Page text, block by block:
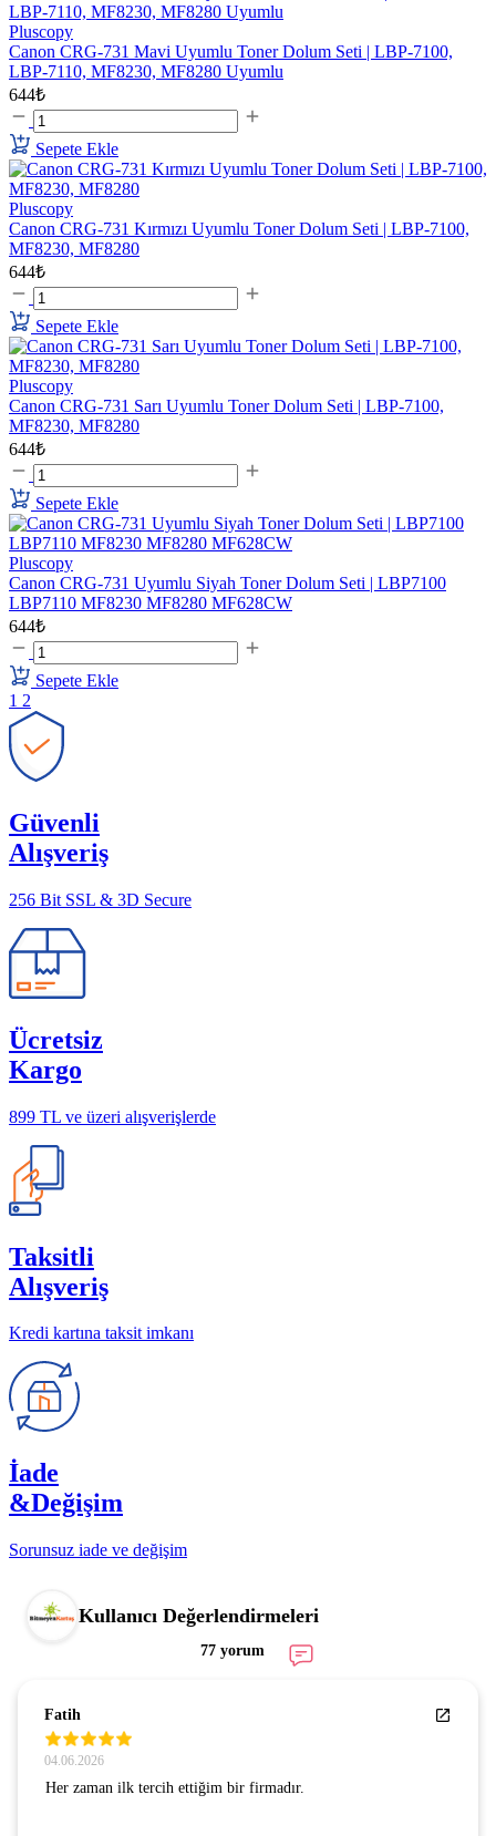
Pluscopy
Canon CRG-731 Mavi Uyumlu Toner Dolum Seti | LBP-7100,
LBP-7110, MF8230, MF8280 Uyumlu
644₺
Sepete Ekle
Pluscopy
Canon CRG-731 Kırmızı Uyumlu Toner Dolum Seti | LBP-7100,
MF8230, MF8280
644₺
Sepete Ekle
Pluscopy
Canon CRG-731 Sarı Uyumlu Toner Dolum Seti | LBP-7100,
MF8230, MF8280
644₺
Sepete Ekle
Pluscopy
Canon CRG-731 Uyumlu Siyah Toner Dolum Seti | LBP7100
LBP7110 MF8230 MF8280 MF628CW
644₺
Sepete Ekle
1 2
Güvenli
Alışveriş
256 Bit SSL & 3D Secure
Ücretsiz
Kargo
899 TL ve üzeri alışverişlerde
Taksitli
Alışveriş
Kredi kartına taksit imkanı
İade
&Değişim
Sorunsuz iade ve değişim
Kullanıcı Değerlendirmeleri
77 yorum
Fatih
04.06.2026
Her zaman ilk tercih ettiğim bir firmadır.